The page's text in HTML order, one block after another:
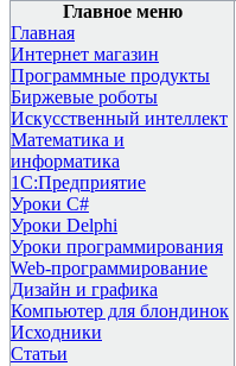
Главное меню
Главная
Интернет магазин
Программные продукты
Биржевые роботы
Искусственный интеллект
Математика и
информатика
1С:Предприятие
Уроки C#
Уроки Delphi
Уроки программирования
Web-программирование
Дизайн и графика
Компьютер для блондинок
Исходники
Статьи